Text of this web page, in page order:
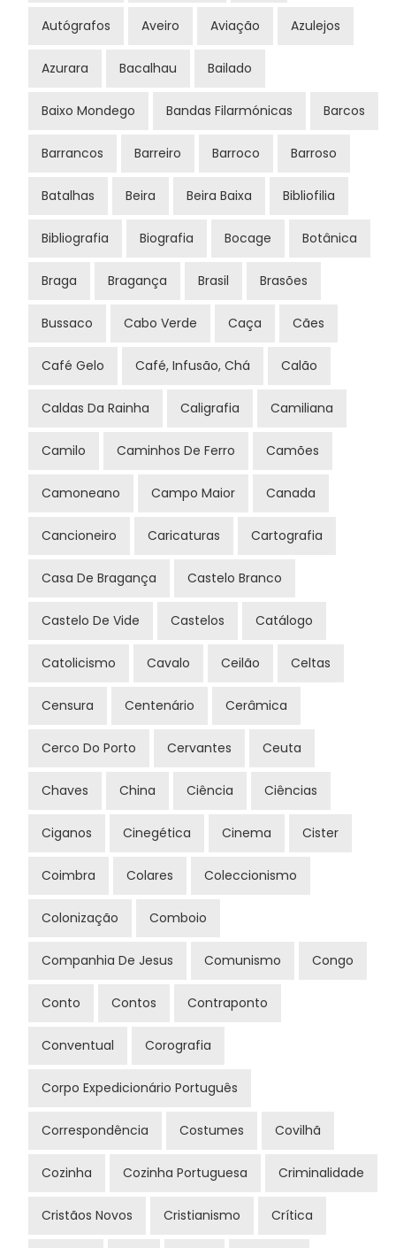
Autógrafos Aveiro Aviação Azulejos
Azurara Bacalhau Bailado
Baixo Mondego Bandas Filarmónicas Barcos
Barrancos Barreiro Barroco Barroso
Batalhas Beira Beira Baixa Bibliofilia
Bibliografia Biografia Bocage Botânica
Braga Bragança Brasil Brasões
Bussaco Cabo Verde Caça Cães
Café Gelo Café, Infusão, Chá Calão
Caldas Da Rainha Caligrafia Camiliana
Camilo Caminhos De Ferro Camões
Camoneano Campo Maior Canada
Cancioneiro Caricaturas Cartografia
Casa De Bragança Castelo Branco
Castelo De Vide Castelos Catálogo
Catolicismo Cavalo Ceilão Celtas
Censura Centenário Cerâmica
Cerco Do Porto Cervantes Ceuta
Chaves China Ciência Ciências
Ciganos Cinegética Cinema Cister
Coimbra Colares Coleccionismo
Colonização Comboio
Companhia De Jesus Comunismo Congo
Conto Contos Contraponto
Conventual Corografia
Corpo Expedicionário Português
Correspondência Costumes Covilhã
Cozinha Cozinha Portuguesa Criminalidade
Cristãos Novos Cristianismo Crítica